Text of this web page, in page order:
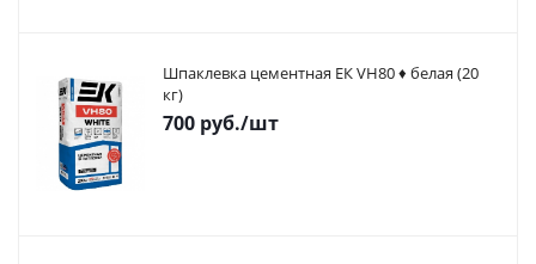
Шпаклевка цементная ЕК VH80 ♦ белая (20
кг)
700 руб./шт